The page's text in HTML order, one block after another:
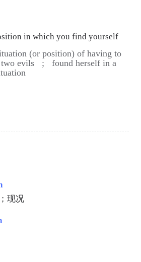
in which you find yourself
(or position) of having to
two evils ;
found herself in a
现况